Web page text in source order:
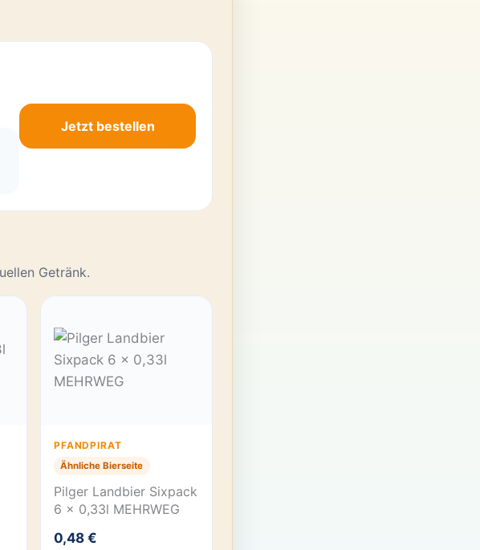
Jetzt bestellen
Getränk.
PFANDPIRAT
Ähnliche Bierseite
Pilger Landbier Sixpack
6 x 0,33l MEHRWEG
0,48 €